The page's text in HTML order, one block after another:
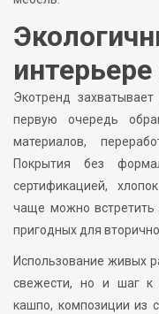
Экотренд
первую очередь
материалов,
Покрытия без
сертификацией,
чаще можно встретить
пригодных для
Использование живых
свежести, но и шаг к
кашпо, композиции из